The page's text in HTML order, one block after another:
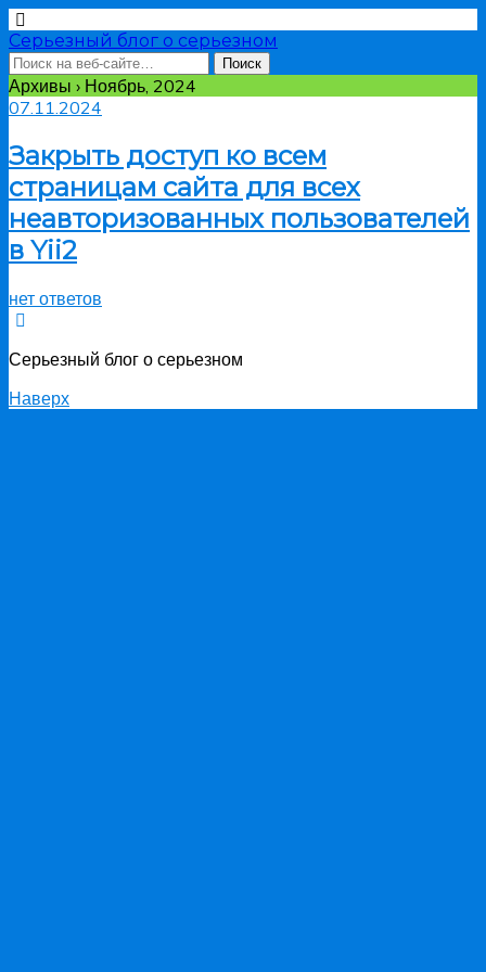
Серьезный блог о серьезном
Архивы › Ноябрь, 2024
07.11.2024
Закрыть доступ ко всем
страницам сайта для всех
неавторизованных пользователей
в Yii2
нет ответов
Серьезный блог о серьезном
Наверх